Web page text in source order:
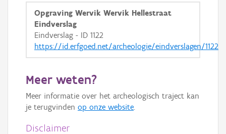
Opgraving Wervik Wervik Hellestraat
Eindverslag
Eindverslag - ID 1122
https://id.erfgoed.net/archeologie/eindverslagen/1122
Meer weten?
Meer informatie over het archeologisch traject kan
je terugvinden op onze website.
Disclaimer